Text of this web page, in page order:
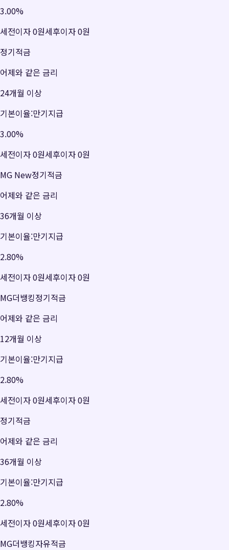
3.00%
세전이자0원세후이자0원
정기적금
어제와 같은 금리
24개월 이상
기본이율:만기지급
3.00%
세전이자0원세후이자0원
MG New정기적금
어제와 같은 금리
36개월 이상
기본이율:만기지급
2.80%
세전이자0원세후이자0원
MG더뱅킹정기적금
어제와 같은 금리
12개월 이상
기본이율:만기지급
2.80%
세전이자0원세후이자0원
정기적금
어제와 같은 금리
36개월 이상
기본이율:만기지급
2.80%
세전이자0원세후이자0원
MG더뱅킹자유적금